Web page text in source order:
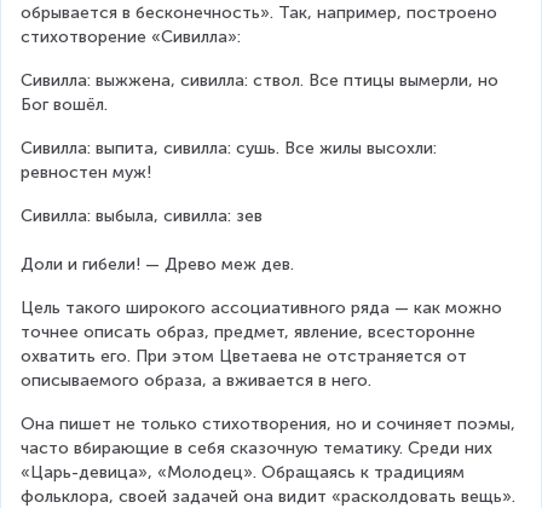
обрывается в бесконечность». Так, например, построено
стихотворение «Сивилла»:
Сивилла: выжжена, сивилла: ствол. Все птицы вымерли, но
Бог вошёл.
Сивилла: выпита, сивилла: сушь. Все жилы высохли:
ревностен муж!
Сивилла: выбыла, сивилла: зев
Доли и гибели! — Древо меж дев.
Цель такого широкого ассоциативного ряда — как можно
точнее описать образ, предмет, явление, всесторонне
охватить его. При этом Цветаева не отстраняется от
описываемого образа, а вживается в него.
Она пишет не только стихотворения, но и сочиняет поэмы,
часто вбирающие в себя сказочную тематику. Среди них
«Царь-девица», «Молодец». Обращаясь к традициям
фольклора, своей задачей она видит «расколдовать вещь».